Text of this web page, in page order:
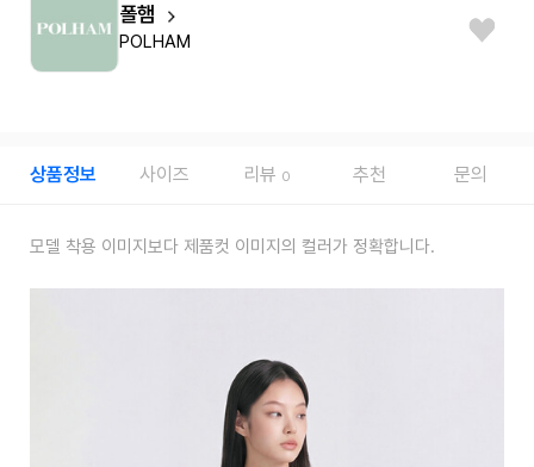
폴햄
POLHAM
상품정보 사이즈 리뷰 0 추천 문의
모델 착용 이미지보다 제품컷 이미지의 컬러가 정확합니다.